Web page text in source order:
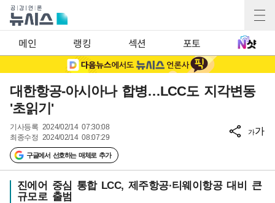
메인 랭킹 섹션 포토
대한항공-아시아나 합병…LCC도 지각변동
'초읽기'
기사등록 2024/02/14 07:30:08
최종수정 2024/02/14 08:07:29
구글에서 선호하는 매체로 추가
가가
진에어 중심 통합 LCC, 제주항공·티웨이항공 대비 큰
규모로 출범